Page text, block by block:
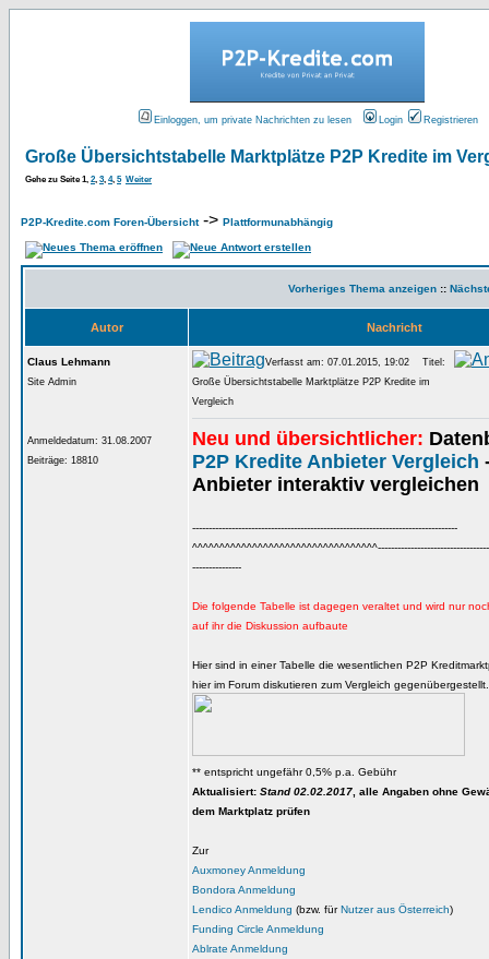
Einloggen, um private Nachrichten zu lesen Login Registrieren
Große Übersichtstabelle Marktplätze P2P Kredite im
Gehe zu Seite1, 2, 3, 4, 5 Weiter
P2P-Kredite.com Foren-Übersicht-> Plattformunabhängig
Vorheriges Thema anzeigen ::
Autor Nachricht
Claus Lehmann
Site Admin
Anmeldedatum: 31.08.2007
Beiträge: 18810
Verfasst am: 07.01.2015, 19:02
Titel:
Große Übersichtstabelle Marktplätze P2P Kredite im
Vergleich
Neu und übersichtlicher:
P2P Kredite Anbieter Vergleich
Anbieter interaktiv vergleichen
---------------------------------------------------------------------------------
---------------
Die folgende Tabelle ist dagegen veraltet und wird nur
auf ihr die Diskussion aufbaute
Hier sind in einer Tabelle die wesentlichen P2P
hier im Forum diskutieren zum Vergleich gegenübergestellt.
** entspricht ungefähr 0,5% p.a. Gebühr
Aktualisiert: Stand 02.02.2017 , alle Angaben ohne
dem Marktplatz prüfen
Zur
Auxmoney Anmeldung
Bondora Anmeldung
Lendico Anmeldung (bzw. fürNutzer aus Österreich)
Funding Circle Anmeldung
Ablrate Anmeldung